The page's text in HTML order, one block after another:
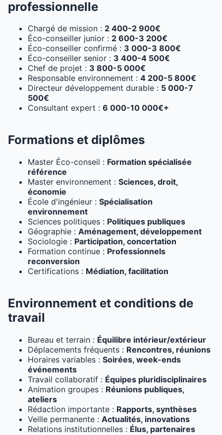
professionnelle
Chargé de mission : 2 400-2 900€
Éco-conseiller junior : 2 600-3 200€
Éco-conseiller confirmé : 3 000-3 800€
Éco-conseiller senior : 3 400-4 500€
Chef de projet : 3 800-5 000€
Responsable environnement : 4 200-5 800€
Directeur développement durable : 5 000-7
500€
Consultant expert : 6 000-10 000€+
Formations et diplômes
Master Éco-conseil : Formation spécialisée
référence
Master environnement : Sciences, droit,
économie
École d'ingénieur : Spécialisation
environnement
Sciences politiques : Politiques publiques
Géographie : Aménagement, développement
Sociologie : Participation, concertation
Formation continue : Professionnels
reconversion
Certifications : Médiation, facilitation
Environnement et conditions de
travail
Bureau et terrain : Équilibre intérieur/extérieur
Déplacements fréquents : Rencontres, réunions
Horaires variables : Soirées, week-ends
événements
Travail collaboratif : Équipes pluridisciplinaires
Animation groupes : Réunions publiques,
ateliers
Rédaction importante : Rapports, synthèses
Veille permanente : Actualités, innovations
Relations institutionnelles : Élus, partenaires